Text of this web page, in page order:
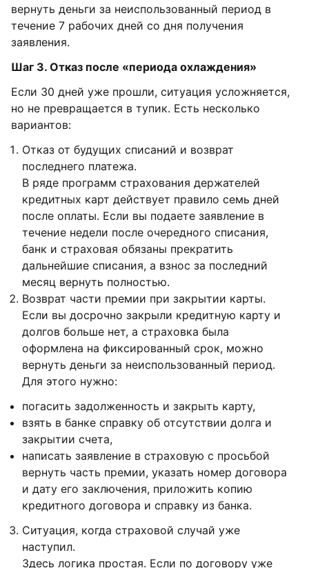
вернуть деньги за неиспользованный период в
течение 7 рабочих дней со дня получения
заявления.
Шаг 3. Отказ после «периода охлаждения»
Если 30 дней уже прошли, ситуация усложняется,
но не превращается в тупик. Есть несколько
вариантов:
Отказ от будущих списаний и возврат
последнего платежа.
В ряде программ страхования держателей
кредитных карт действует правило семь дней
после оплаты. Если вы подаете заявление в
течение недели после очередного списания,
банк и страховая обязаны прекратить
дальнейшие списания, а взнос за последний
месяц вернуть полностью.
Возврат части премии при закрытии карты.
Если вы досрочно закрыли кредитную карту и
долгов больше нет, а страховка была
оформлена на фиксированный срок, можно
вернуть деньги за неиспользованный период.
Для этого нужно:
погасить задолженность и закрыть карту,
взять в банке справку об отсутствии долга и
закрытии счета,
написать заявление в страховую с просьбой
вернуть часть премии, указать номер договора
и дату его заключения, приложить копию
кредитного договора и справку из банка.
Ситуация, когда страховой случай уже
наступил.
Здесь логика простая. Если по договору уже